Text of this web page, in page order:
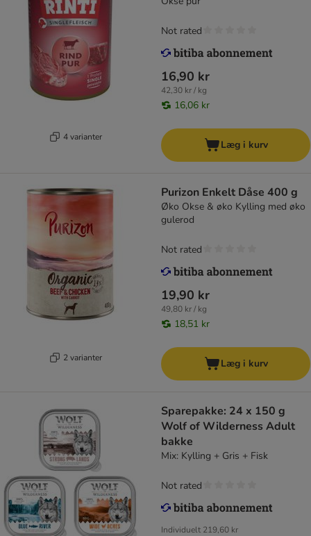
4 varianter
16,90 kr
42,30 kr / kg
16,06 kr
Not rated
Læg i kurv
2 varianter
Purizon Enkelt Dåse 400 g
Øko Okse & øko Kylling med øko
gulerod
19,90 kr
49,80 kr / kg
18,51 kr
Not rated
Læg i kurv
Sparepakke: 24 x 150 g
Wolf of Wilderness Adult
bakke
Mix: Kylling + Gris + Fisk
Individuelt 219,60 kr
Not rated